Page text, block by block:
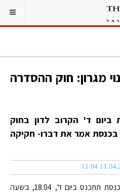
מגרון: חוק ההסדרה
ביום ד' הקרוב לדון בחוק
אמר את דברו- חקיקה
בעקבות דרישת ח"כ דני דנון, הכנסת תתכנס ביום ד', 18.04, בשעה